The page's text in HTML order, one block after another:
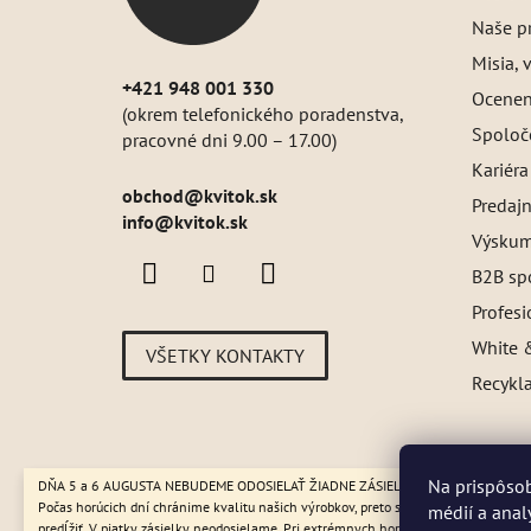
Na
médií a
DŇA 5 a 6 AUGUSTA NEBUDEME ODOSIELAŤ ŽIADNE ZÁSIELKY. ☀️ Letná
Počas horúcich dní chránime kvalitu našich výrobkov, preto sa môže dodanie
+421 948 001 330
(okrem telefonického poradenstva,
pracovné dni 9.00 – 17.00)
obchod@kvitok.sk
info@kvitok.sk
VŠETKY KONTAKTY
Naše
Misia,
Kariéra
B2B
White